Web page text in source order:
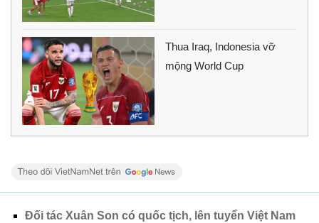
Thua Iraq, Indonesia vỡ
mộng World Cup
Đối tác Xuân Son có quốc tịch, lên tuyển Việt Nam